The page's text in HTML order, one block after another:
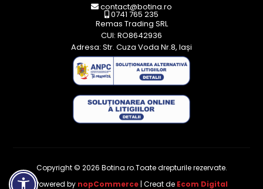
contact@botina.ro
0741 765 235
Remas Trading SRL
CUI: RO8642936
Adresa: Str. Cuza Voda Nr.8, Iași
Copyright © 2026 Botina.ro.Toate drepturile rezervate.
Powered by nopCommerce | Creat de Ecom Digital